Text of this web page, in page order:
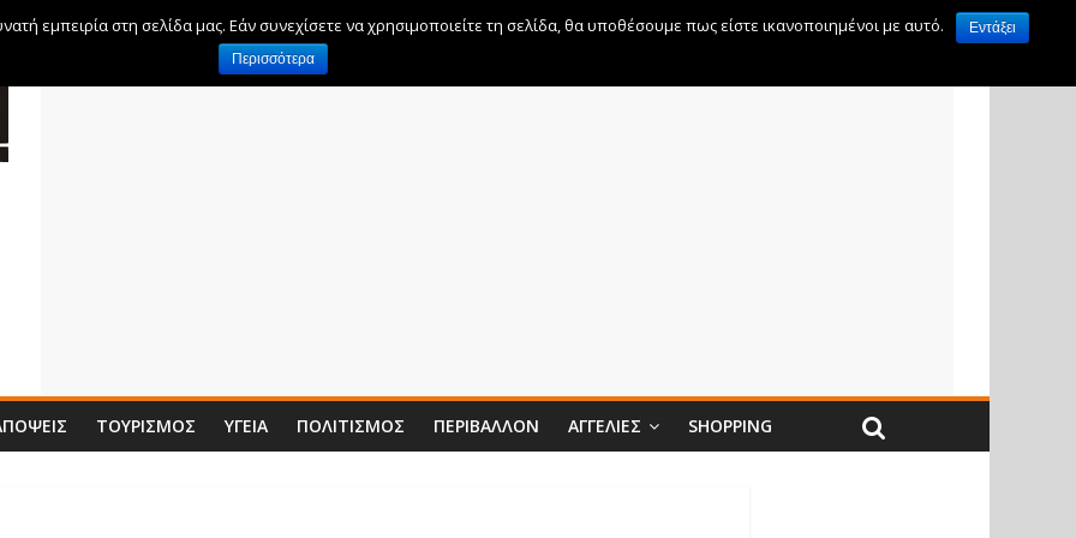
ΤΟΥΡΙΣΜΌΣ ΥΓΕΊΑ ΠΟΛΙΤΙΣΜΌΣ ΠΕΡΙΒΆΛΛΟΝ ΑΓΓΕΛΊΕΣ SHOPPING
εμπειρία στη σελίδα μας. Εάν συνεχίσετε να χρησιμοποιείτε τη σελίδα, θα υποθέσουμε πως είστε ικανοποιημένοι με αυτό.
Εντάξει
Περισσότερα